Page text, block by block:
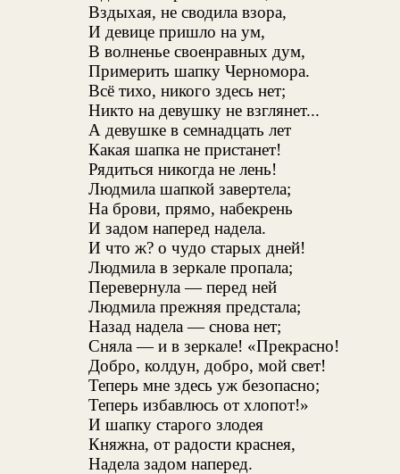
Вздыхая, не сводила взора,
И девице пришло на ум,
В волненье своенравных дум,
Примерить шапку Черномора.
Всё тихо, никого здесь нет;
Никто на девушку не взглянет...
А девушке в семнадцать лет
Какая шапка не пристанет!
Рядиться никогда не лень!
Людмила шапкой завертела;
На брови, прямо, набекрень
И задом наперед надела.
И что ж? о чудо старых дней!
Людмила в зеркале пропала;
Перевернула — перед ней
Людмила прежняя предстала;
Назад надела — снова нет;
Сняла — и в зеркале! «Прекрасно!
Добро, колдун, добро, мой свет!
Теперь мне здесь уж безопасно;
Теперь избавлюсь от хлопот!»
И шапку старого злодея
Княжна, от радости краснея,
Надела задом наперед.